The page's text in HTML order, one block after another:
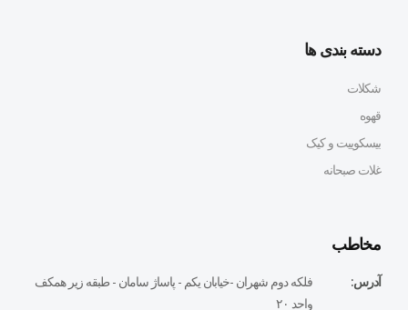
دسته بندی ها
شکلات
قهوه
بیسکوییت و کیک
غلات صبحانه
مخاطب
آدرس:
فلكه دوم شهران -خيابان يكم - پاساژ سامان - طبقه زير همكف
واحد ٢٠